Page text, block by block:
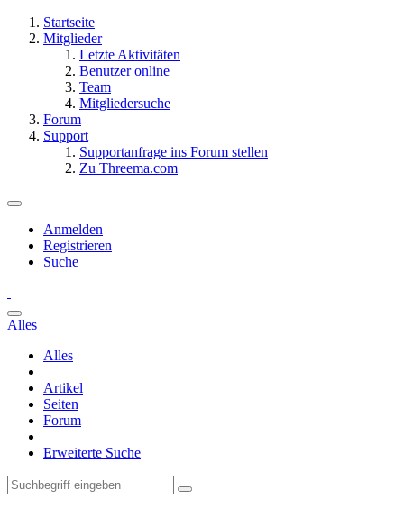
Startseite
Mitglieder
Letzte Aktivitäten
Benutzer online
Team
Mitgliedersuche
Forum
Support
Supportanfrage ins Forum stellen
Zu Threema.com
Anmelden
Registrieren
Suche
Alles
Alles
Artikel
Seiten
Forum
Erweiterte Suche